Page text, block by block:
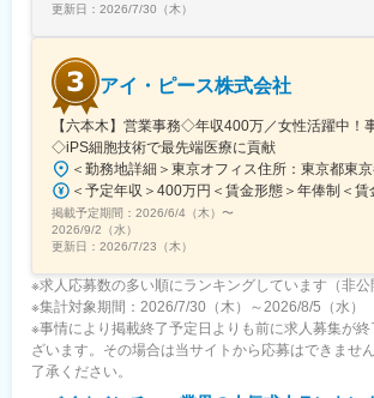
更新日： 2026/7/30（木）
アイ・ピース株式会社
【六本木】営業事務◇年収400万／女性活躍中！
◇iPS細胞技術で最先端医療に貢献
掲載予定期間： 2026/6/4（木） 〜
2026/9/2（水）
更新日： 2026/7/23（木）
※求人応募数の多い順にランキングしています（非公
※集計対象期間：2026/7/30（木）～2026/8/5（水）
※事情により掲載終了予定日よりも前に求人募集が
ざいます。その場合は当サイトから応募はできませ
了承ください。